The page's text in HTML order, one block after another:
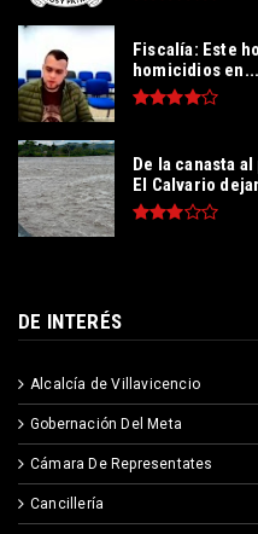
Fiscalía: Este
homicidios en...
De la canasta
El Calvario
DE INTERÉS
Alcalcía de Villavicencio
Gobernación Del Meta
Cámara De Representates
Cancillería